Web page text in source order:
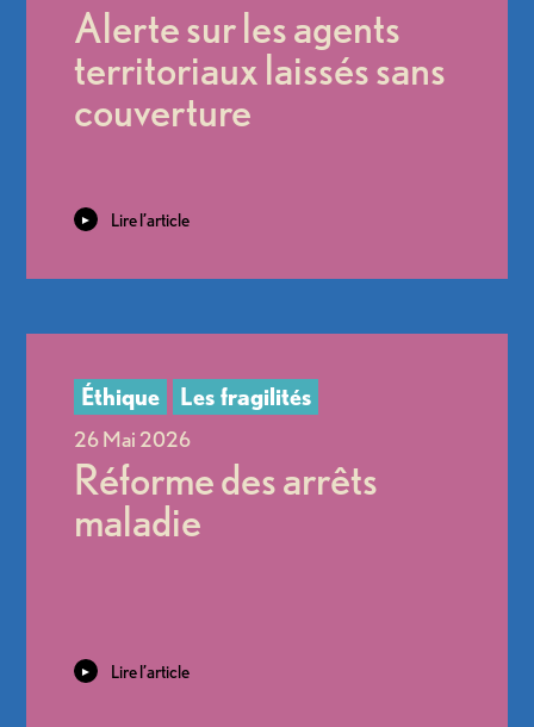
Alerte sur les agents
territoriaux laissés sans
couverture
Lire l’article
Réforme des arrêts
maladie
Lire l’article